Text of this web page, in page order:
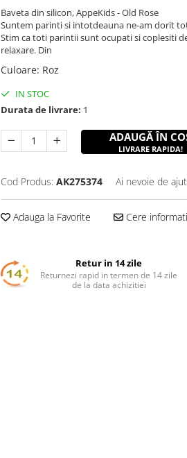
Baveta din silicon, AppeKids - Old Rose
Suntem parinti si intotdeauna ne-am dorit
Stim ca toti parintii sunt ocupati si coplesiti
relaxare. Din
Culoare: Roz
IN STOC
Durata de livrare: 1
ADAUGĂ ÎN
LIVRARE RAPIDA!
Cod Produs: AK275374 Ai nevoie de
Adauga la Favorite Cere
Retur in 14 zile
Returnezi rapid in termen de 14 zile
de la data achizitiei